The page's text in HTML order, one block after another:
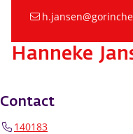
Hanneke
Contact
140183